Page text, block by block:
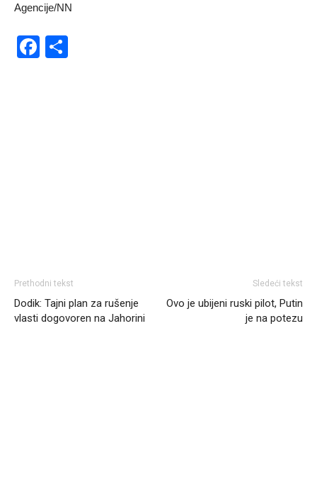
Agencije/NN
Facebook
Prethodni tekst
Dodik: Tajni plan za rušenje
vlasti dogovoren na Јahorini
Sledeći tekst
Ovo je ubijeni ruski pilot, Putin
je na potezu